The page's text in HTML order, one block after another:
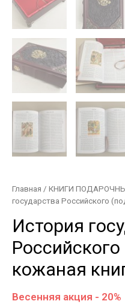
Главная / КНИГИ
государства Российского
История
кожаная
Весенняя акция - 20%